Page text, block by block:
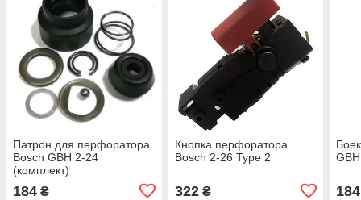
Патрон для перфоратора
Bosch GBH 2-24
(комплект)
184 ₴
Кнопка перфоратора
Bosch 2-26 Type 2
322₴ 184